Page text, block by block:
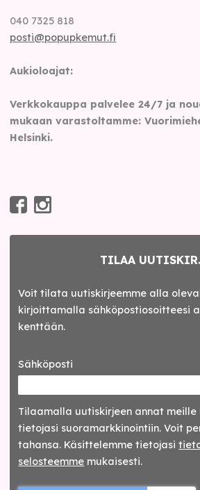
040 7325 818
posti@popupkemut.fi
Aukioloajat:
Verkkokauppa palvelee 24/7 ja
mukaan varastoltamme:
Helsinki.
TILAA
Voit tilata uutiskirjeemme alla
kirjoittamalla sähköpostiosoitteesi
kenttään.
Sähköposti
Tilaamalla uutis­kirjeen annat
tietojasi suora­markkinointiin. Voit
tahansa. Käsittelemme tietojasi
selosteemme mukaisesti.